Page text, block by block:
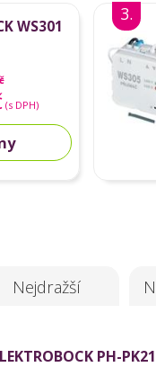
WS301
(s DPH)
3.
Nejdražší
PH-PK21